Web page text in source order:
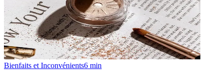
Bienfaits et Inconvénients6 min